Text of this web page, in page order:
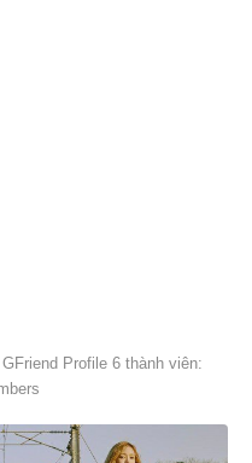
GFriend Profile 6 thành viên: